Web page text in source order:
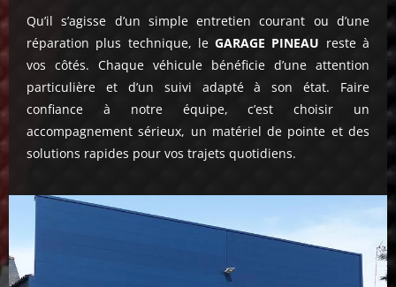
Qu’il s’agisse d’un simple entretien courant ou d’une
réparation plus technique, leGARAGE PINEAU reste à
vos côtés. Chaque véhicule bénéficie d’une attention
particulière et d’un suivi adapté à son état. Faire
confiance à notre équipe, c’est choisir un
accompagnement sérieux, un matériel de pointe et des
solutions rapides pour vos trajets quotidiens.